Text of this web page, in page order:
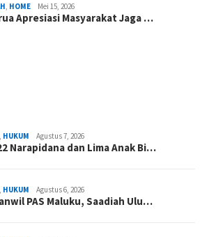
HOME Mei 15, 2026
Apresiasi Masyarakat Jaga …
HUKUM Agustus 7, 2026
Narapidana dan Lima Anak Bi…
HUKUM Agustus 6, 2026
PAS Maluku, Saadiah Ulu…